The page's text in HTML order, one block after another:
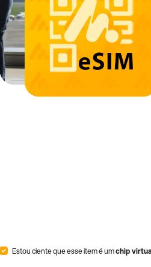
Estou ciente que esse item é umchip